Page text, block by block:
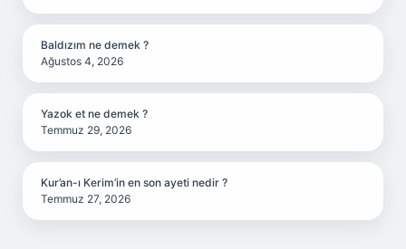
Baldızım ne demek ?
Ağustos 4, 2026
Yazok et ne demek ?
Temmuz 29, 2026
Kur’an-ı Kerim’in en son ayeti nedir ?
Temmuz 27, 2026